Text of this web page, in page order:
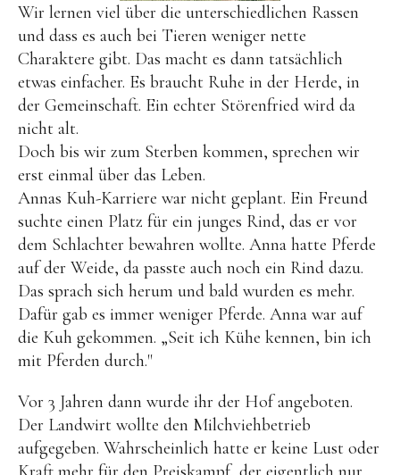
Wir lernen viel über die unterschiedlichen Rassen
und dass es auch bei Tieren weniger nette
Charaktere gibt. Das macht es dann tatsächlich
etwas einfacher. Es braucht Ruhe in der Herde, in
der Gemeinschaft. Ein echter Störenfried wird da
nicht alt.
Doch bis wir zum Sterben kommen, sprechen wir
erst einmal über das Leben.
Annas Kuh-Karriere war nicht geplant. Ein Freund
suchte einen Platz für ein junges Rind, das er vor
dem Schlachter bewahren wollte. Anna hatte Pferde
auf der Weide, da passte auch noch ein Rind dazu.
Das sprach sich herum und bald wurden es mehr.
Dafür gab es immer weniger Pferde. Anna war auf
die Kuh gekommen. „Seit ich Kühe kennen, bin ich
mit Pferden durch."
Vor 3 Jahren dann wurde ihr der Hof angeboten.
Der Landwirt wollte den Milchviehbetrieb
aufgegeben. Wahrscheinlich hatte er keine Lust oder